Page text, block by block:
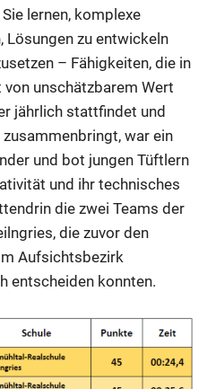
lernen, komplexe
Lösungen zu entwickeln
– Fähigkeiten, die in
unschätzbarem Wert
jährlich stattfindet und
war ein
und bot jungen Tüftlern
und ihr technisches
die zwei Teams der
die zuvor den
Aufsichtsbezirk
entscheiden konnten.